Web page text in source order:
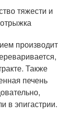
тяжести и
производит
Также
печень
в эпигастрии.